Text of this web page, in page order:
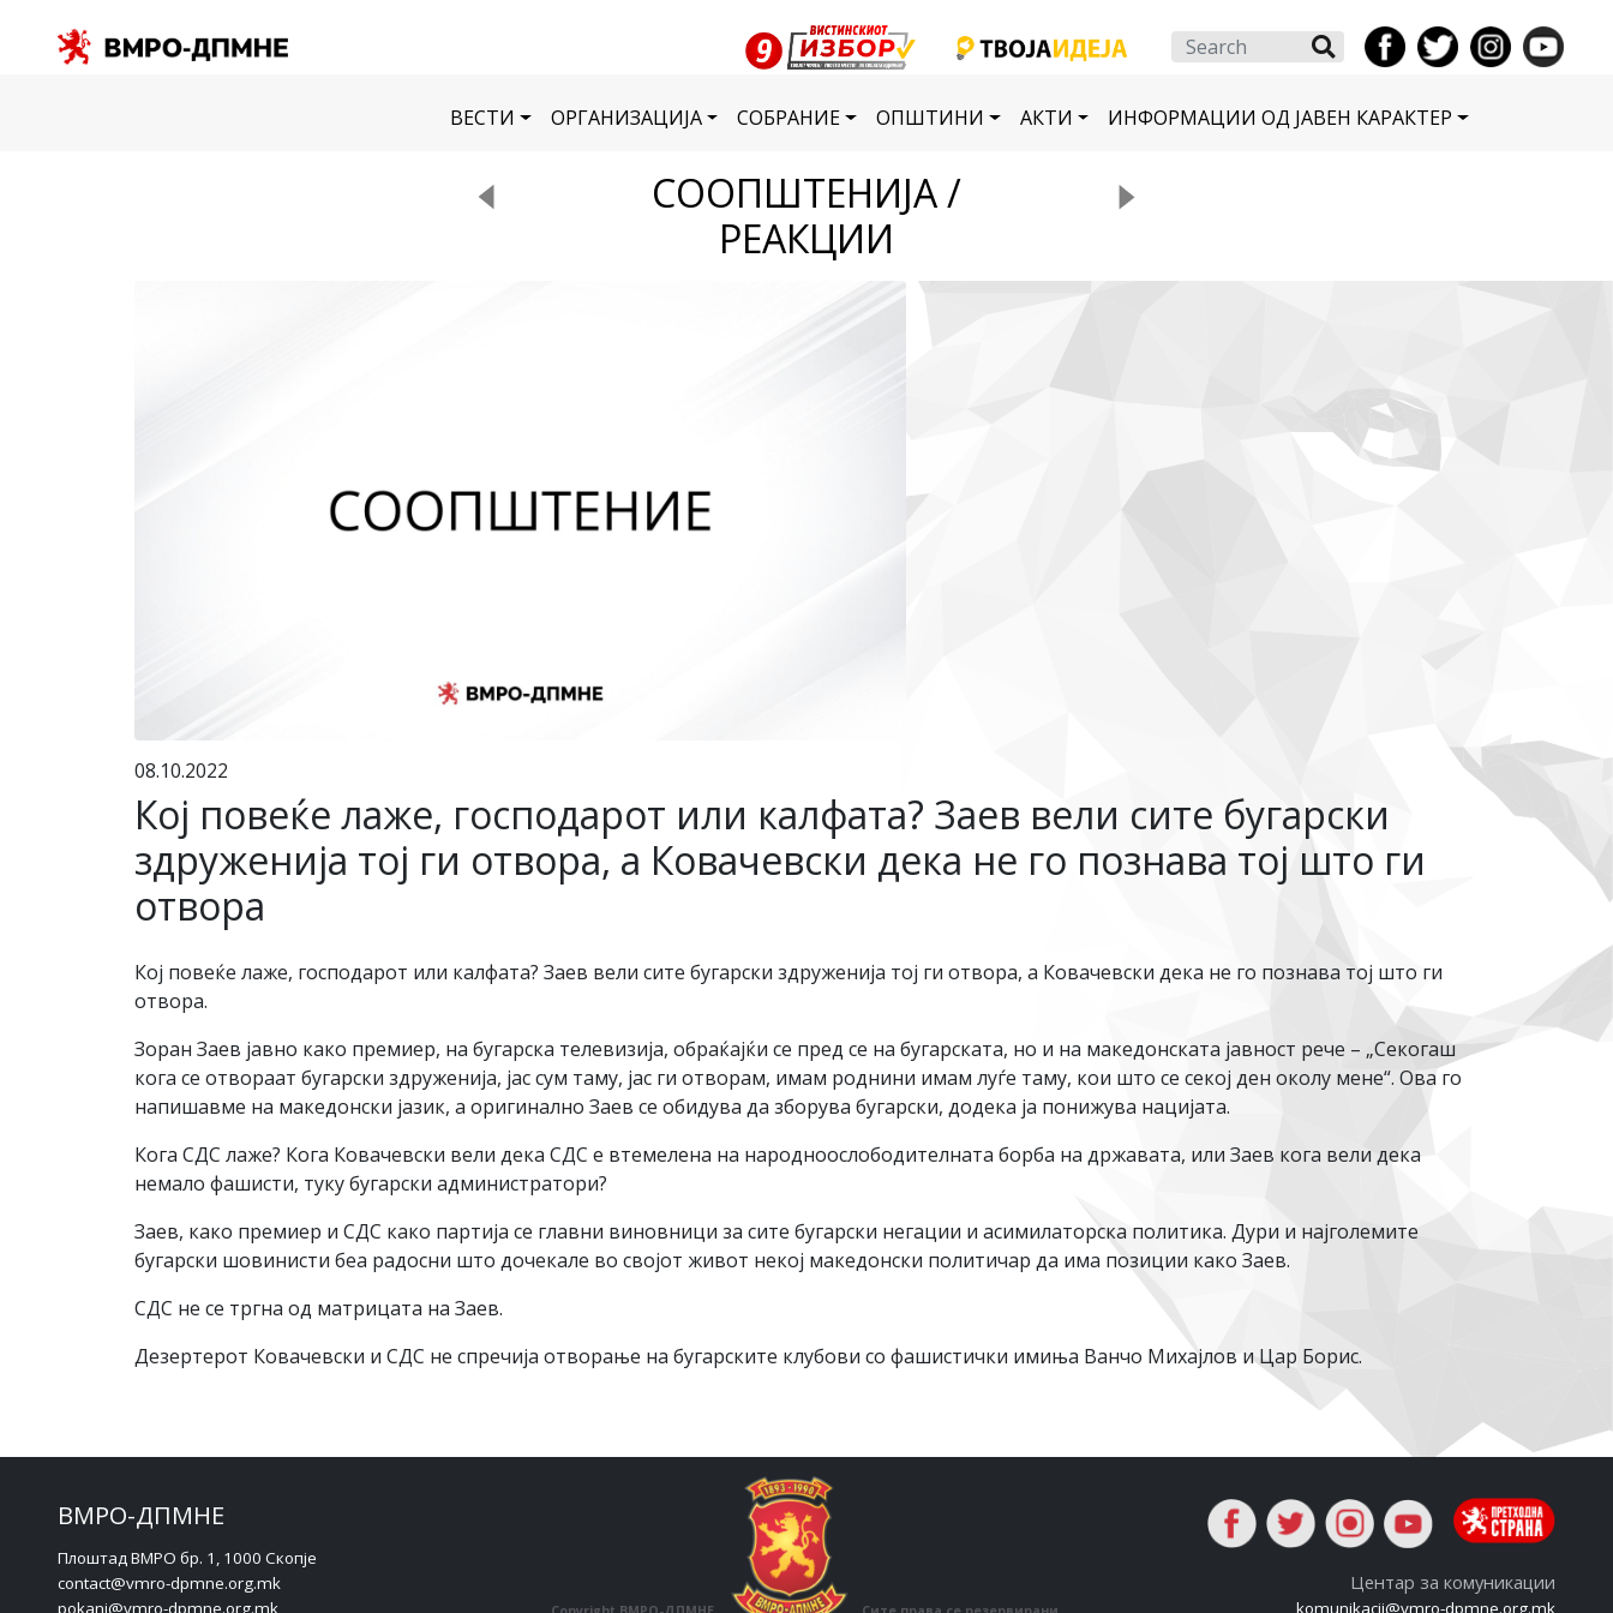
Search
ВЕСТИ ОРГАНИЗАЦИЈА СОБРАНИЕ ОПШТИНИ АКТИ ИНФОРМАЦИИ ОД ЈАВЕН КАРАКТЕР
СООПШТЕНИЈА /
РЕАКЦИИ
08.10.2022
Кој повеќе лаже, господарот или калфата? Заев вели сите бугарски
здруженија тој ги отвора, а Ковачевски дека не го познава тој што ги
отвора
Кој повеќе лаже, господарот или калфата? Заев вели сите бугарски здруженија тој ги отвора, а Ковачевски дека не го познава тој што ги
отвора.
Зоран Заев јавно како премиер, на бугарска телевизија, обраќајќи се пред се на бугарската, но и на македонската јавност рече – „Секогаш
кога се отвораат бугарски здруженија, јас сум таму, јас ги отворам, имам роднини имам луѓе таму, кои што се секој ден околу мене“. Ова го
напишавме на македонски јазик, а оригинално Заев се обидува да зборува бугарски, додека ја понижува нацијата.
Кога СДС лаже? Кога Ковачевски вели дека СДС е втемелена на народноослободителната борба на државата, или Заев кога вели дека
немало фашисти, туку бугарски администратори?
Заев, како премиер и СДС како партија се главни виновници за сите бугарски негации и асимилаторска политика. Дури и најголемите
бугарски шовинисти беа радосни што дочекале во својот живот некој македонски политичар да има позиции како Заев.
СДС не се тргна од матрицата на Заев.
Дезертерот Ковачевски и СДС не спречија отворање на бугарските клубови со фашистички имиња Ванчо Михајлов и Цар Борис.
ВМРО-ДПМНЕ
Плоштад ВМРО бр. 1, 1000 Скопје
contact@vmro-dpmne.org.mk
Центар за комуникации